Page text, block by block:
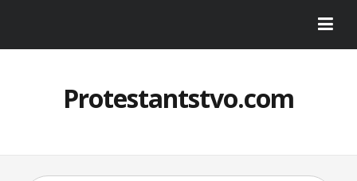
Protestantstvo.com